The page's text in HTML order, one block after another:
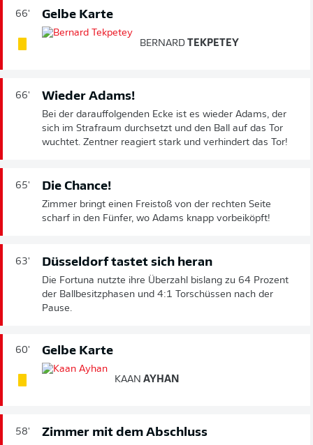
66' Gelbe Karte
BERNARD TEKPETEY
66' Wieder Adams!
Bei der darauffolgenden Ecke ist es wieder Adams, der
sich im Strafraum durchsetzt und den Ball auf das Tor
wuchtet. Zentner reagiert stark und verhindert das Tor!
65' Die Chance!
Zimmer bringt einen Freistoß von der rechten Seite
scharf in den Fünfer, wo Adams knapp vorbeiköpft!
63' Düsseldorf tastet sich heran
Die Fortuna nutzte ihre Überzahl bislang zu 64 Prozent
der Ballbesitzphasen und 4:1 Torschüssen nach der
Pause.
60' Gelbe Karte
KAAN AYHAN
58' Zimmer mit dem Abschluss